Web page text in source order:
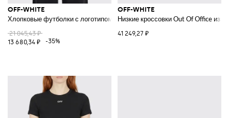
OFF-WHITE
Хлопковые футболки с логотипом
21 045,43 ₽
13 680,34 ₽
-35%
OFF-WHITE
Низкие кроссовки Out Of Office из
41 249,27 ₽